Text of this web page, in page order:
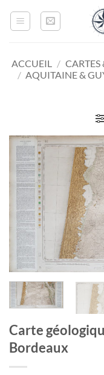
ACCUEIL / CARTES
/ AQUITAINE &
Carte
Bordeaux